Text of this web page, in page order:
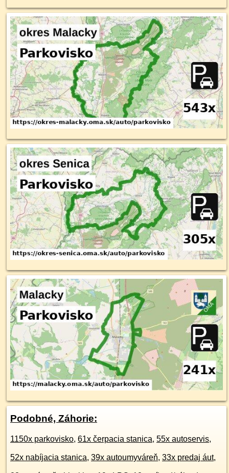
Podobné, Záhorie:
1150x parkovisko, 61x čerpacia stanica, 55x autoservis,
52x nabíjacia stanica, 39x autoumyváreň, 33x predaj áut,